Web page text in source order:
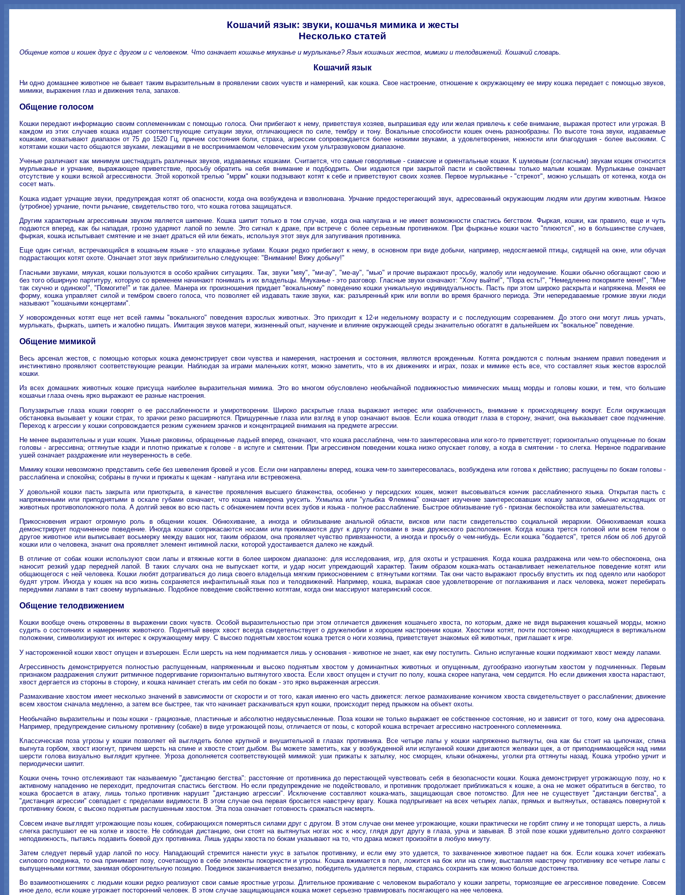
Кошачий язык: звуки, кошачья мимика и жесты
Несколько статей
Общение котов и кошек друг с другом и с человеком. Что означает кошачье мяуканье и мурлыканье? Язык кошачьих жестов, мимики и телодвижений. Кошачий словарь.
Кошачий язык
Ни одно домашнее животное не бывает таким выразительным в проявлении своих чувств и намерений, как кошка. Свое настроение, отношение к окружающему ее миру кошка передает с помощью звуков,
мимики, выражения глаз и движения тела, запахов.
Общение голосом
Кошки передают информацию своим соплеменникам с помощью голоса. Они прибегают к нему, приветствуя хозяев, выпрашивая еду или желая привлечь к себе внимание, выражая протест или угрожая. В
каждом из этих случаев кошка издает соответствующие ситуации звуки, отличающиеся по силе, тембру и тону. Вокальные способности кошек очень разнообразны. По высоте тона звуки, издаваемые
кошками, охватывают диапазон от 75 до 1520 Гц, причем состояния боли, страха, агрессии сопровождается более низкими звуками, а удовлетворения, нежности или благодушия - более высокими. С
котятами кошки часто общаются звуками, лежащими в не воспринимаемом человеческим ухом ультразвуковом диапазоне.
Ученые различают как минимум шестнадцать различных звуков, издаваемых кошками. Считается, что самые говорливые - сиамские и ориентальные кошки. К шумовым (согласным) звукам кошек относится
мурлыканье и урчание, выражающее приветствие, просьбу обратить на себя внимание и подбодрить. Они издаются при закрытой пасти и свойственны только малым кошкам. Мурлыканье означает
отсутствие у кошки всякой агрессивности. Этой короткой трелью "мррм" кошки подзывают котят к себе и приветствуют своих хозяев. Первое мурлыканье - "стрекот", можно услышать от котенка, когда он
сосет мать.
Кошка издает урчащие звуки, предупреждая котят об опасности, когда она возбуждена и взволнована. Урчание предостерегающий звук, адресованный окружающим людям или другим животным. Низкое
(утробное) урчание, почти рычание, свидетельство того, что кошка готова защищаться.
Другим характерным агрессивным звуком является шипение. Кошка шипит только в том случае, когда она напугана и не имеет возможности спастись бегством. Фыркая, кошки, как правило, еще и чуть
подаются вперед, как бы нападая, грозно ударяют лапой по земле. Это сигнал к драке, при встрече с более серьезным противником. При фырканье кошки часто "плюются", но в большинстве случаев,
фыркая, кошка испытывает смятение и не знает драться ей или бежать, используя этот звук для запугивания противника.
Еще один сигнал, встречающийся в кошачьем языке - это клацканье зубами. Кошки редко прибегают к нему, в основном при виде добычи, например, недосягаемой птицы, сидящей на окне, или обучая
подрастающих котят охоте. Означает этот звук приблизительно следующее: "Внимание! Вижу добычу!"
Гласными звуками, мяукая, кошки пользуются в особо крайних ситуациях. Так, звуки "мяу", "ми-ау", "ме-ау", "мью" и прочие выражают просьбу, жалобу или недоумение. Кошки обычно обогащают свою и
без того обширную партитуру, которую со временем начинают понимать и их владельцы. Мяуканье - это разговор. Гласные звуки означают: "Хочу выйти!", "Пора есть!", "Немедленно покормите меня!", "Мне
так скучно и одиноко!", "Помогите!" и так далее. Манера их произношения придает "вокальному" поведению кошки уникальную индивидуальность. Пасть при этом широко раскрыта и напряжена. Меняя ее
форму, кошка управляет силой и тембром своего голоса, что позволяет ей издавать такие звуки, как: разъяренный крик или вопли во время брачного периода. Эти непередаваемые громкие звуки люди
называют "кошачьими концертами".
У новорожденных котят еще нет всей гаммы "вокального" поведения взрослых животных. Это приходит к 12-и недельному возрасту и с последующим созреванием. До этого они могут лишь урчать,
мурлыкать, фыркать, шипеть и жалобно пищать. Имитация звуков матери, жизненный опыт, научение и влияние окружающей среды значительно обогатят в дальнейшем их "вокальное" поведение.
Общение мимикой
Весь арсенал жестов, с помощью которых кошка демонстрирует свои чувства и намерения, настроения и состояния, являются врожденным. Котята рождаются с полным знанием правил поведения и
инстинктивно проявляют соответствующие реакции. Наблюдая за играми маленьких котят, можно заметить, что в их движениях и играх, позах и мимике есть все, что составляет язык жестов взрослой
кошки.
Из всех домашних животных кошке присуща наиболее выразительная мимика. Это во многом обусловлено необычайной подвижностью мимических мышц морды и головы кошки, и тем, что большие
кошачьи глаза очень ярко выражают ее разные настроения.
Полузакрытые глаза кошки говорят о ее расслабленности и умиротворении. Широко раскрытые глаза выражают интерес или озабоченность, внимание к происходящему вокруг. Если окружающая
обстановка вызывает у кошки страх, то зрачки резко расширяются. Прищуренные глаза или взгляд в упор означают вызов. Если кошка отводит глаза в сторону, значит, она выказывает свое подчинение.
Переход к агрессии у кошки сопровождается резким сужением зрачков и концентрацией внимания на предмете агрессии.
Не менее выразительны и уши кошек. Ушные раковины, обращенные ладьей вперед, означают, что кошка расслаблена, чем-то заинтересована или кого-то приветствует; горизонтально опущенные по бокам
головы - агрессивна; оттянутые кзади и плотно прижатые к голове - в испуге и смятении. При агрессивном поведении кошка низко опускает голову, а когда в смятении - то слегка. Нервное подрагивание
ушей означает раздражение или неуверенность в себе.
Мимику кошки невозможно представить себе без шевеления бровей и усов. Если они направлены вперед, кошка чем-то заинтересовалась, возбуждена или готова к действию; распущены по бокам головы -
расслаблена и спокойна; собраны в пучки и прижаты к щекам - напугана или встревожена.
У довольной кошки пасть закрыта или приоткрыта, в качестве проявления высшего блаженства, особенно у персидских кошек, может высовываться кончик расслабленного языка. Открытая пасть с
напряженными или приподнятыми в оскале губами означает, что кошка намерена укусить. Ухмылка или "улыбка Флемина" означает изучение заинтересовавших кошку запахов, обычно исходящих от
животных противоположного пола. А долгий зевок во всю пасть с обнажением почти всех зубов и языка - полное расслабление. Быстрое облизывание губ - признак беспокойства или замешательства.
Прикосновения играют огромную роль в общении кошек. Обнюхивание, а иногда и облизывание анальной области, висков или пасти свидетельство социальной иерархии. Обнюхиваемая кошка
демонстрирует подчиненное поведение. Иногда кошки соприкасаются носами или прижимаются друг к другу головами в знак дружеского расположения. Когда кошка трется головой или всем телом о
другое животное или выписывает восьмерку между ваших ног, таким образом, она проявляет чувство привязанности, а иногда и просьбу о чем-нибудь. Если кошка "бодается", трется лбом об лоб другой
кошки или о человека, значит она проявляет элемент интимной ласки, которой удостаивается далеко не каждый.
В отличие от собак кошки используют свои лапы и втяжные когти в более широком диапазоне: для исследования, игр, для охоты и устрашения. Когда кошка раздражена или чем-то обеспокоена, она
наносит резкий удар передней лапой. В таких случаях она не выпускает когти, и удар носит упреждающий характер. Таким образом кошка-мать останавливает нежелательное поведение котят или
общающегося с ней человека. Кошки любят дотрагиваться до лица своего владельца мягким прикосновением с втянутыми когтями. Так они часто выражают просьбу впустить их под одеяло или наоборот
будят утром. Иногда у кошек на всю жизнь сохраняется инфантильный язык поз и телодвижений. Например, кошка, выражая свое удовлетворение от поглаживания и ласк человека, может перебирать
передними лапами в такт своему мурлыканью. Подобное поведение свойственно котятам, когда они массируют материнский сосок.
Общение телодвижением
Кошки вообще очень откровенны в выражении своих чувств. Особой выразительностью при этом отличается движения кошачьего хвоста, по которым, даже не видя выражения кошачьей морды, можно
судить о состояниях и намерениях животного. Поднятый вверх хвост всегда свидетельствует о дружелюбии и хорошем настроении кошки. Хвостики котят, почти постоянно находящиеся в вертикальном
положении, символизируют их интерес к окружающему миру. С высоко поднятым хвостом кошка трется о ноги хозяина, приветствует знакомых ей животных, приглашает к игре.
У настороженной кошки хвост опущен и взъерошен. Если шерсть на нем поднимается лишь у основания - животное не знает, как ему поступить. Сильно испуганные кошки поджимают хвост между лапами.
Агрессивность демонстрируется полностью распущенным, напряженным и высоко поднятым хвостом у доминантных животных и опущенным, дугообразно изогнутым хвостом у подчиненных. Первым
признаком раздражения служит ритмичное подергивание горизонтально вытянутого хвоста. Если хвост опущен и стучит по полу, кошка скорее напугана, чем сердится. Но если движения хвоста нарастают,
хвост дергается из стороны в сторону, и кошка начинает стегать им себя по бокам - это ярко выраженная агрессия.
Размахивание хвостом имеет несколько значений в зависимости от скорости и от того, какая именно его часть движется: легкое размахивание кончиком хвоста свидетельствует о расслаблении; движение
всем хвостом сначала медленно, а затем все быстрее, так что начинает раскачиваться круп кошки, происходит перед прыжком на объект охоты.
Необычайно выразительны и позы кошки - грациозные, пластичные и абсолютно недвусмысленные. Поза кошки не только выражает ее собственное состояние, но и зависит от того, кому она адресована.
Например, предупреждение сильному противнику (собаке) в виде угрожающей позы, отличается от позы, с которой кошка встречает агрессивно настроенного соплеменника.
Классическая поза угрозы у кошки позволяет ей выглядеть более крупной и внушительной в глазах противника. Все четыре лапы у кошки напряженно вытянуты, она как бы стоит на цыпочках, спина
выгнута горбом, хвост изогнут, причем шерсть на спине и хвосте стоит дыбом. Вы можете заметить, как у возбужденной или испуганной кошки двигаются желваки щек, а от приподнимающейся над ними
шерсти голова визуально выглядит крупнее. Угроза дополняется соответствующей мимикой: уши прижаты к затылку, нос сморщен, клыки обнажены, уголки рта оттянуты назад. Кошка утробно урчит и
периодически шипит.
Кошки очень точно отслеживают так называемую "дистанцию бегства": расстояние от противника до перестающей чувствовать себя в безопасности кошки. Кошка демонстрирует угрожающую позу, но к
активному нападению не переходит, предпочитая спастись бегством. Но если предупреждение не подействовало, и противник продолжает приближаться к кошке, а она не может обратиться в бегство, то
кошка бросается в атаку, лишь только противник нарушит "дистанцию агрессии". Исключение составляют кошка-мать, защищающая свое потомство. Для нее не существует "дистанции бегства", а
"дистанция агрессии" совпадает с пределами видимости. В этом случае она первая бросается навстречу врагу. Кошка подпрыгивает на всех четырех лапах, прямых и вытянутых, оставаясь повернутой к
противнику боком, с высоко поднятым распушенным хвостом. Эта поза означает готовность сражаться насмерть.
Совсем иначе выглядят угрожающие позы кошек, собирающихся померяться силами друг с другом. В этом случае они менее угрожающие, кошки практически не горбят спину и не топорщат шерсть, а лишь
слегка распушают ее на холке и хвосте. Не соблюдая дистанцию, они стоят на вытянутых ногах нос к носу, глядя друг другу в глаза, урча и завывая. В этой позе кошки удивительно долго сохраняют
неподвижность, пытаясь подавить боевой дух противника. Лишь удары хвоста по бокам указывают на то, что драка может произойти в любую минуту.
Затем следует первый удар лапой по носу. Нападающий стремится нанести укус в затылок противнику, и если ему это удается, то захваченное животное падает на бок. Если кошка хочет избежать
силового поединка, то она принимает позу, сочетающую в себе элементы покорности и угрозы. Кошка вжимается в пол, ложится на бок или на спину, выставляя навстречу противнику все четыре лапы с
выпущенными когтями, занимая оборонительную позицию. Поединок заканчивается внезапно, победитель удаляется первым, стараясь сохранить как можно больше достоинства.
Во взаимоотношениях с людьми кошки редко реализуют свои самые яростные угрозы. Длительное проживание с человеком выработало у кошки запреты, тормозящие ее агрессивное поведение. Совсем
иное дело, если кошке угрожает посторонний человек. В этом случае защищающаяся кошка может серьезно травмировать посягающего на нее человека.